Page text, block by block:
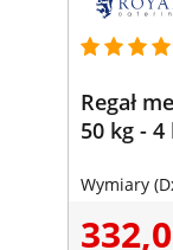
Regał metalowy
50 kg - 4
Wymiary